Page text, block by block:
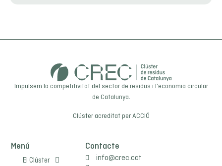
Impulsem la competitivitat del sector de residus i l’economia circular
de Catalunya.
Clúster acreditat perACCIÓ
Menú
El Clúster
Contacte
info@crec.cat